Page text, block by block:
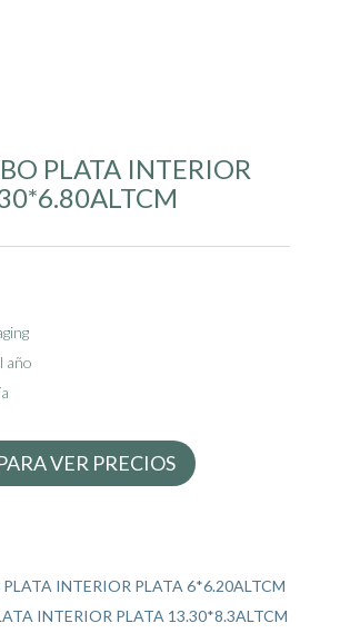
PLATA INTERIOR
año
VER PRECIOS
INTERIOR PLATA 6*6.20ALTCM
INTERIOR PLATA 13.30*8.3ALTCM